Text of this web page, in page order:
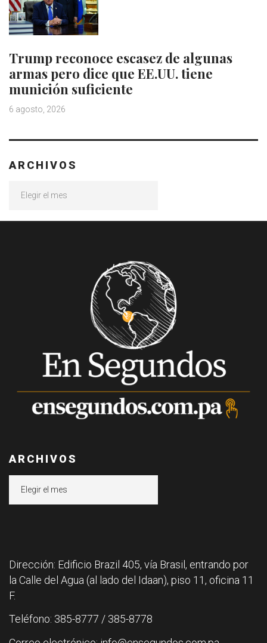
Trump reconoce escasez de algunas
armas pero dice que EE.UU. tiene
munición suficiente
6 agosto, 2026
ARCHIVOS
ARCHIVOS
Dirección: Edificio Brazil 405, vía Brasil, entrando por
la Calle del Agua (al lado del Idaan), piso 11, oficina 11
F.
Teléfono: 385-8777 / 385-8778